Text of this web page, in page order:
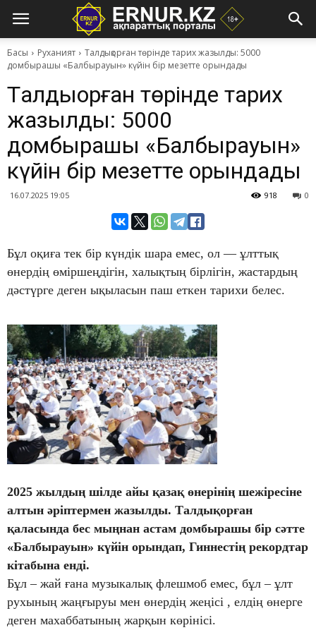
Басы Руханият
Т​алдықорған төрінде тарих жазылды: 5000
домбырашы «Балбырауын» күйін бір мезетте орындады
Т​алдықорған төрінде тарих
жазылды: 5000
домбырашы «Балбырауын»
күйін бір мезетте орындады
16.07.2025 19:05 0
918
Бұл оқиға тек бір күндік шара емес, ол — ұлттық
өнердің өміршеңдігін, халықтың бірлігін, жастардың
дәстүрге деген ықыласын паш еткен тарихи белес.
2025 жылдың шілде айы қазақ өнерінің шежіресіне
алтын әріптермен жазылды. Талдықорған
қаласында бес мыңнан астам домбырашы бір сәтте
«Балбырауын» күйін орындап, Гиннестің рекордтар
кітабына енді.
Бұл – жай ғана музыкалық флешмоб емес, бұл – ұлт
рухының жаңғыруы мен өнердің жеңісі , елдің өнерге
деген махаббатының жарқын көрінісі.